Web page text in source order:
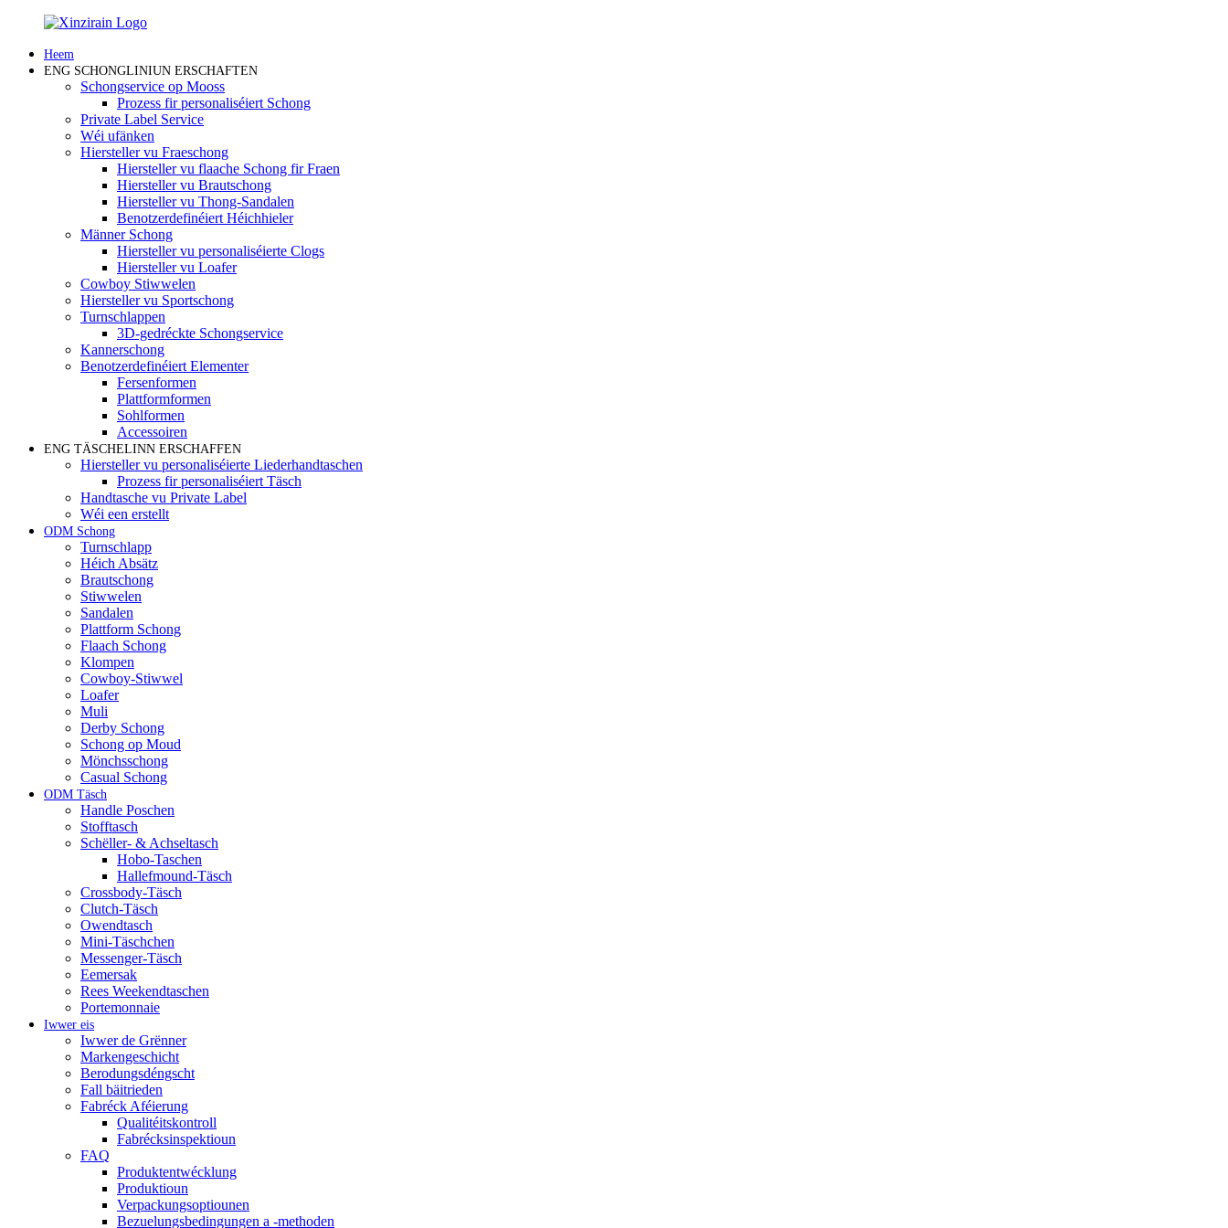
Heem
ENG SCHONGLINIUN ERSCHAFTEN
Schongservice op Mooss
Prozess fir personaliséiert Schong
Private Label Service
Wéi ufänken
Hiersteller vu Fraeschong
Hiersteller vu flaache Schong fir Fraen
Hiersteller vu Brautschong
Hiersteller vu Thong-Sandalen
Benotzerdefinéiert Héichhieler
Männer Schong
Hiersteller vu personaliséierte Clogs
Hiersteller vu Loafer
Cowboy Stiwwelen
Hiersteller vu Sportschong
Turnschlappen
3D-gedréckte Schongservice
Kannerschong
Benotzerdefinéiert Elementer
Fersenformen
Plattformformen
Sohlformen
Accessoiren
ENG TÄSCHELINN ERSCHAFFEN
Hiersteller vu personaliséierte Liederhandtaschen
Prozess fir personaliséiert Täsch
Handtasche vu Private Label
Wéi een erstellt
ODM Schong
Turnschlapp
Héich Absätz
Brautschong
Stiwwelen
Sandalen
Plattform Schong
Flaach Schong
Klompen
Cowboy-Stiwwel
Loafer
Muli
Derby Schong
Schong op Moud
Mönchsschong
Casual Schong
ODM Täsch
Handle Poschen
Stofftasch
Schëller- & Achseltasch
Hobo-Taschen
Hallefmound-Täsch
Crossbody-Täsch
Clutch-Täsch
Owendtasch
Mini-Täschchen
Messenger-Täsch
Eemersak
Rees Weekendtaschen
Portemonnaie
Iwwer eis
Iwwer de Grënner
Markengeschicht
Berodungsdéngscht
Fall bäitrieden
Fabréck Aféierung
Qualitéitskontroll
Fabrécksinspektioun
FAQ
Produktentwécklung
Produktioun
Verpackungsoptiounen
Bezuelungsbedingungen a -methoden